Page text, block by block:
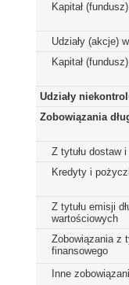
Kapitał
Udziały (akcje)
Kapitał
Udziały
Zobowiązania
Z tytułu dostaw i
Kredyty i
Z tytułu emisji
wartościowych
Zobowiązania z
finansowego
Inne